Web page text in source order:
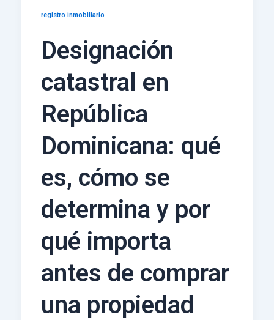
registro inmobiliario
Designación
catastral en
República
Dominicana: qué
es, cómo se
determina y por
qué importa
antes de comprar
una propiedad